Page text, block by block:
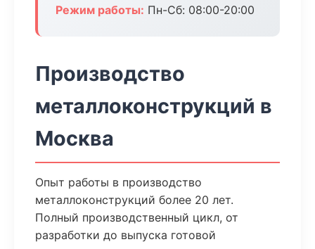
Режим работы: Пн-Сб: 08:00-20:00
Производство
металлоконструкций в
Москва
Опыт работы в производство
металлоконструкций более 20 лет.
Полный производственный цикл, от
разработки до выпуска готовой